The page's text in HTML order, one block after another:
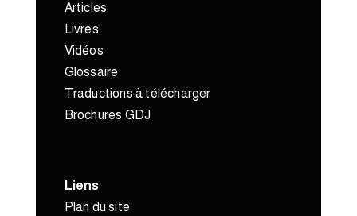
Articles
Livres
Vidéos
Glossaire
Traductions à télécharger
Brochures GDJ
Liens
Plan du site